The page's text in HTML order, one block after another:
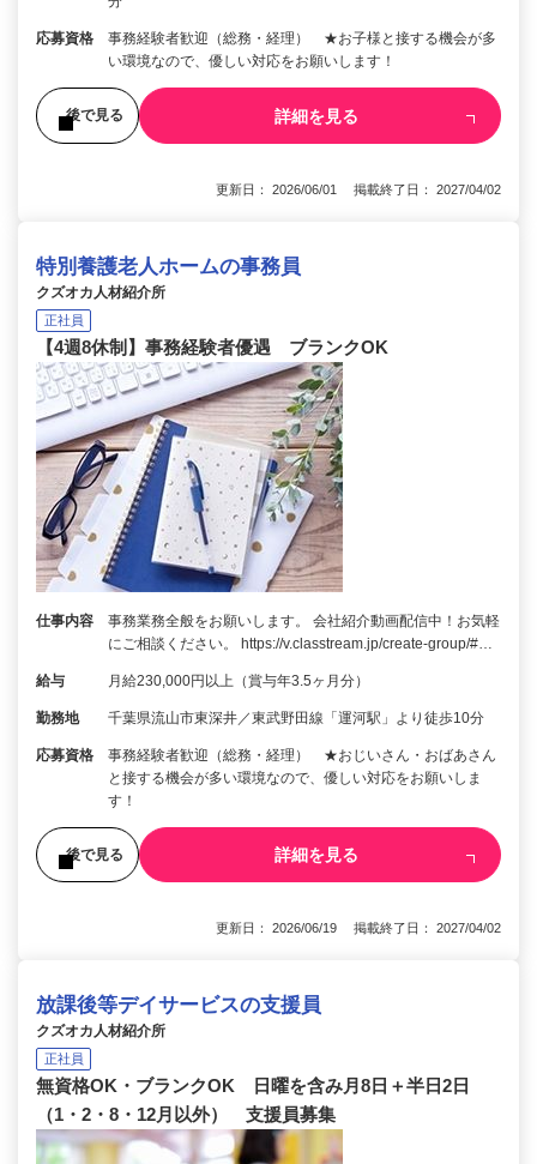
応募資格
事務経験者歓迎（総務・経理） ★お子様と接する機会が多
い環境なので、優しい対応をお願いします！
後で見る 詳細を見る
更新日： 2026/06/01 掲載終了日： 2027/04/02
特別養護老人ホームの事務員
クズオカ人材紹介所
正社員
【4週8休制】事務経験者優遇 ブランクOK
仕事内容
事務業務全般をお願いします。 会社紹介動画配信中！お気軽
にご相談ください。 https://v.classtream.jp/create-group/#…
給与 月給230,000円以上（賞与年3.5ヶ月分）
勤務地 千葉県流山市東深井／東武野田線「運河駅」より徒歩10分
応募資格
事務経験者歓迎（総務・経理） ★おじいさん・おばあさん
と接する機会が多い環境なので、優しい対応をお願いしま
す！
後で見る 詳細を見る
更新日： 2026/06/19 掲載終了日： 2027/04/02
放課後等デイサービスの支援員
クズオカ人材紹介所
正社員
無資格OK・ブランクOK 日曜を含み月8日＋半日2日
（1・2・8・12月以外） 支援員募集